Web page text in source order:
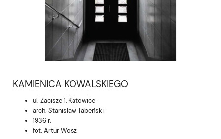
KAMIENICA KOWALSKIEGO
ul. Zacisze 1, Katowice
arch. Stanisław Tabeński
1936 r.
fot. Artur Wosz